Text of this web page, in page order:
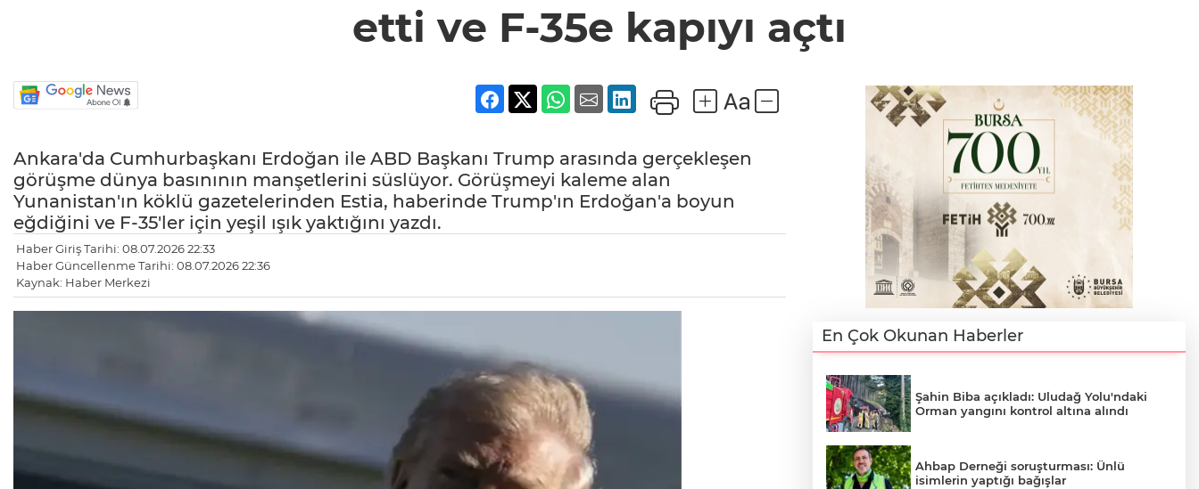
etti ve F-35e kapıyı açtı
Ankara'da Cumhurbaşkanı Erdoğan ile ABD Başkanı Trump arasında gerçekleşen
görüşme dünya basınının manşetlerini süslüyor. Görüşmeyi kaleme alan
Yunanistan'ın köklü gazetelerinden Estia, haberinde Trump'ın Erdoğan'a boyun
eğdiğini ve F-35'ler için yeşil ışık yaktığını yazdı.
Haber Giriş Tarihi: 08.07.2026 22:33
Haber Güncellenme Tarihi: 08.07.2026 22:36
Kaynak: Haber Merkezi
En Çok Okunan Haberler
Şahin Biba açıkladı: Uludağ Yolu'ndaki
Orman yangını kontrol altına alındı
Ahbap Derneği soruşturması: Ünlü
isimlerin yaptığı bağışlar